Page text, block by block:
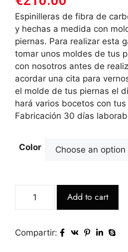
Espinilleras de fibra de
y hechas a medida con
piernas. Para realizar esta
tomar unos moldes de tus
con nosotros antes de
acordar una cita para
el molde de tus piernas el
hará varios bocetos con tus
Fabricación 30 días
Color
Add to cart
Compartir: